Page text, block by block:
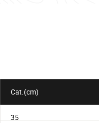
Cat.(cm)
35